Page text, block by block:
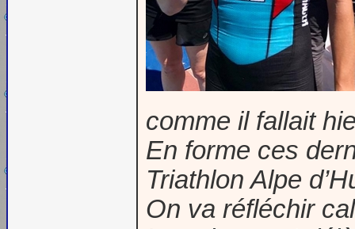
comme il fallait
En forme ces
Triathlon Alpe
On va réfléchir